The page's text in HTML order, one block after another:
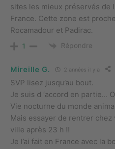
sites les mieux préservés de
France. Cette zone est
Rocamadour et Padirac.
1 Répondre
Mireille G. 2 années il y a
SVP lisez jusqu’au bout.
Je suis d ‘accord en partie…
Vie nocturne du monde
Mais essayer de rentrer
ville après 23 h !!
Je l’ai fait en France avec la